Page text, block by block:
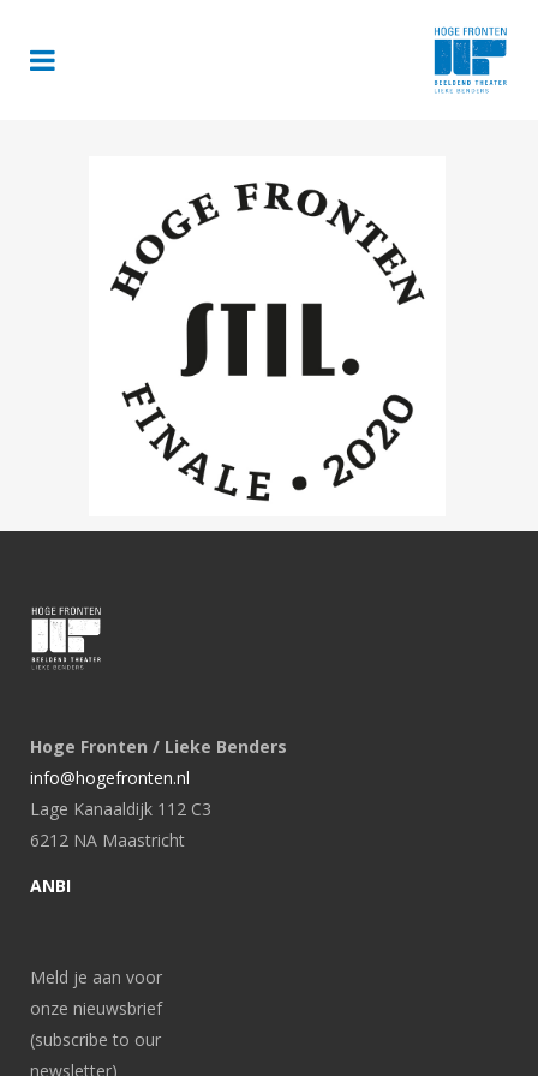
Hoge Fronten / Lieke Benders
info@hogefronten.nl
Lage Kanaaldijk 112 C3
6212 NA Maastricht
ANBI
Meld je aan voor
onze nieuwsbrief
(subscribe to our
newsletter)